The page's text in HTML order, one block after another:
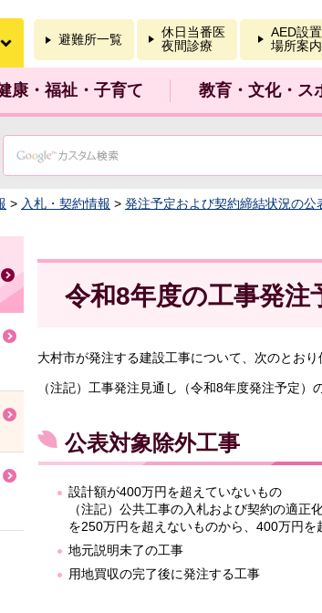
避難所一覧
休日当番医
夜間診療
AED設置
場所案内
康・福祉・子育て 教育・文化・ス
> 入札・契約情報 > 発注予定および契約締結状況の公
令和8年度の工事発
大村市が発注する建設工事について、次のとおり
（注記）工事発注見通し（令和8年度発注予定）
公表対象除外工事
設計額が400万円を超えていないもの
（注記）公共工事の入札および契約の適
を250万円を超えないものから、400万円を
地元説明未了の工事
用地買収の完了後に発注する工事